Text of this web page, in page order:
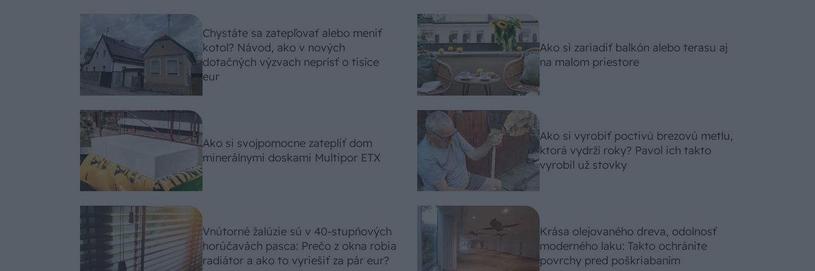
Chystáte sa zatepľovať alebo meniť
kotol? Návod, ako v nových
dotačných výzvach neprísť o tisíce
eur
Ako si svojpomocne zatepliť dom
minerálnymi doskami Multipor ETX
Vnútorné žalúzie sú v 40-stupňových
horúčavách pasca: Prečo z okna robia
radiátor a ako to vyriešiť za pár eur?
Ako si zariadiť balkón alebo terasu aj
na malom priestore
Ako si vyrobiť poctivú brezovú metlu,
ktorá vydrží roky? Pavol ich takto
vyrobil už stovky
Krása olejovaného dreva, odolnosť
moderného laku: Takto ochránite
povrchy pred poškriabaním